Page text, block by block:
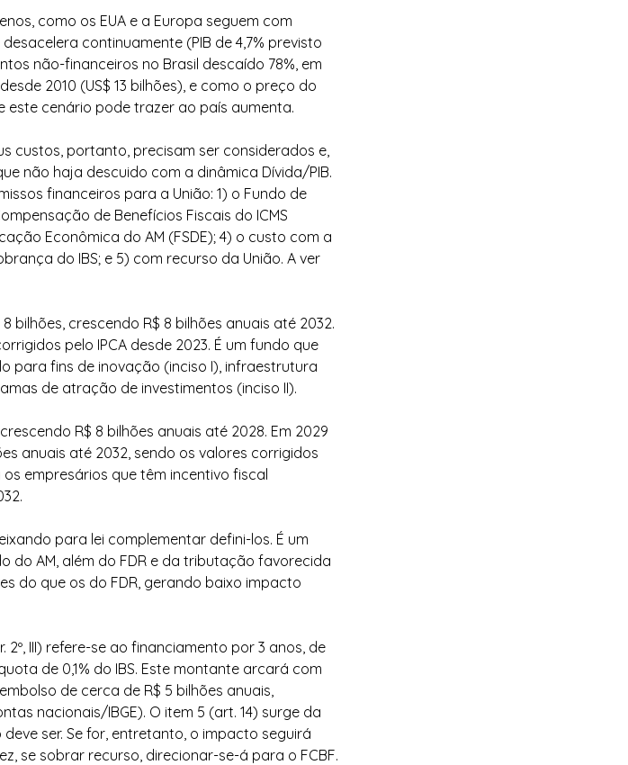
como os EUA e a Europa seguem com
continuamente (PIB de 4,7% previsto
não-financeiros no Brasil descaído 78%, em
2010 (US$ 13 bilhões), e como o preço do
este cenário pode trazer ao país aumenta.
custos, portanto, precisam ser considerados e,
não haja descuido com a dinâmica Dívida/PIB.
financeiros para a União: 1) o Fundo de
de Benefícios Fiscais do ICMS
Econômica do AM (FSDE); 4) o custo com a
do IBS; e 5) com recurso da União. A ver
bilhões, crescendo R$ 8 bilhões anuais até 2032.
pelo IPCA desde 2023. É um fundo que
para fins de inovação (inciso I), infraestrutura
de atração de investimentos (inciso II).
R$ 8 bilhões anuais até 2028. Em 2029
anuais até 2032, sendo os valores corrigidos
os empresários que têm incentivo fiscal
para lei complementar defini-los. É um
do AM, além do FDR e da tributação favorecida
do que os do FDR, gerando baixo impacto
2º, III) refere-se ao financiamento por 3 anos, de
de 0,1% do IBS. Este montante arcará com
de cerca de R$ 5 bilhões anuais,
nacionais/IBGE). O item 5 (art. 14) surge da
ser. Se for, entretanto, o impacto seguirá
se sobrar recurso, direcionar-se-á para o FCBF.